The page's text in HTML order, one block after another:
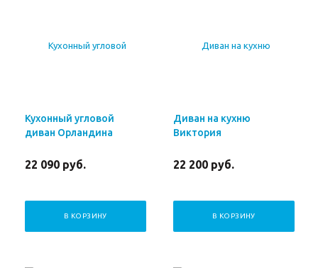
Кухонный угловой
диван Орландина
22 090 руб.
В КОРЗИНУ
Диван на кухню
Виктория
22 200 руб.
В КОРЗИНУ